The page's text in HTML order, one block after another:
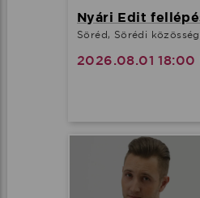
Nyári Edit
Söréd, Sörédi
2026.08.01 18:00